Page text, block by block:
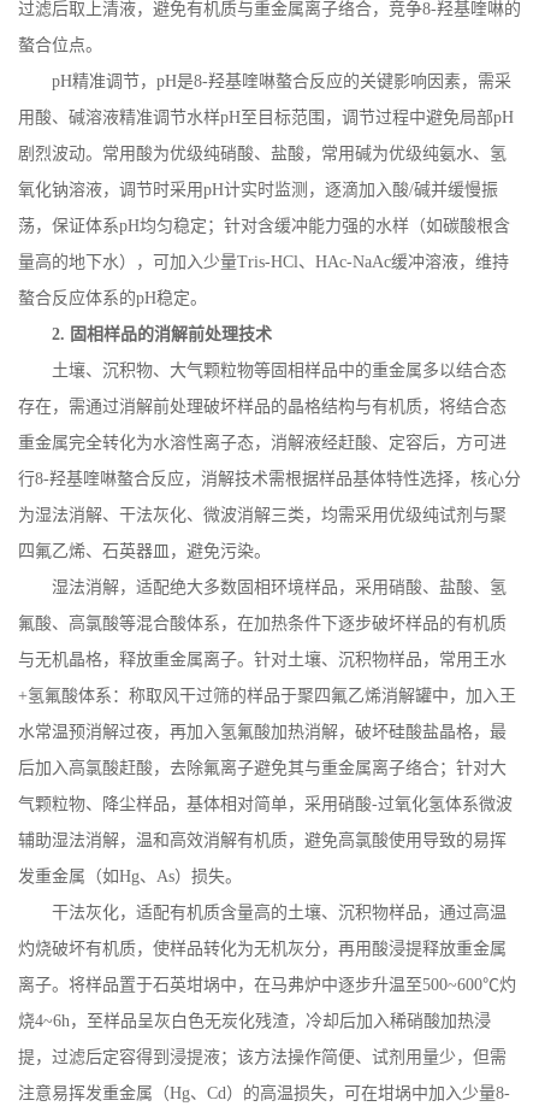
过滤后取上清液，避免有机质与重金属离子络合，竞争8-羟基喹啉的
螯合位点。
pH精准调节， pH是8-羟基喹啉螯合反应的关键影响因素，需采
用酸、碱溶液精准调节水样pH至目标范围，调节过程中避免局部pH
剧烈波动。常用酸为优级纯硝酸、盐酸，常用碱为优级纯氨水、氢
氧化钠溶液，调节时采用pH计实时监测，逐滴加入酸/碱并缓慢振
荡，保证体系pH均匀稳定；针对含缓冲能力强的水样（如碳酸根含
量高的地下水），可加入少量Tris-HCl 、 HAc-NaAc缓冲溶液，维持
螯合反应体系的pH稳定。
2. 固相样品的消解前处理技术
土壤、沉积物、大气颗粒物等固相样品中的重金属多以结合态
存在，需通过消解前处理破坏样品的晶格结构与有机质，将结合态
重金属完全转化为水溶性离子态，消解液经赶酸、定容后，方可进
行8-羟基喹啉螯合反应，消解技术需根据样品基体特性选择，核心分
为湿法消解、干法灰化、微波消解三类，均需采用优级纯试剂与聚
四氟乙烯、石英器皿，避免污染。
湿法消解，适配绝大多数固相环境样品，采用硝酸、盐酸、氢
氟酸、高氯酸等混合酸体系，在加热条件下逐步破坏样品的有机质
与无机晶格，释放重金属离子。针对土壤、沉积物样品，常用王水
+氢氟酸体系：称取风干过筛的样品于聚四氟乙烯消解罐中，加入王
水常温预消解过夜，再加入氢氟酸加热消解，破坏硅酸盐晶格，最
后加入高氯酸赶酸，去除氟离子避免其与重金属离子络合；针对大
气颗粒物、降尘样品，基体相对简单，采用硝酸-过氧化氢体系微波
辅助湿法消解，温和高效消解有机质，避免高氯酸使用导致的易挥
发重金属（如Hg、 As）损失。
干法灰化，适配有机质含量高的土壤、沉积物样品，通过高温
灼烧破坏有机质，使样品转化为无机灰分，再用酸浸提释放重金属
离子。将样品置于石英坩埚中，在马弗炉中逐步升温至500~600℃灼
烧4~6h ，至样品呈灰白色无炭化残渣，冷却后加入稀硝酸加热浸
提，过滤后定容得到浸提液；该方法操作简便、试剂用量少，但需
注意易挥发重金属（Hg、 Cd ）的高温损失，可在坩埚中加入少量8-